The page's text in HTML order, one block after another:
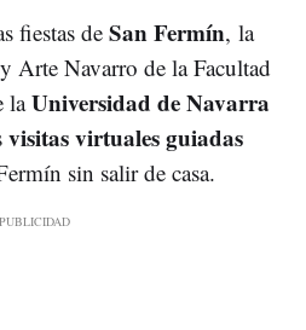
fiestas de San Fermín, la
Arte Navarro de la Facultad
laUniversidad de Navarra
visitas virtuales guiadas
sin salir de casa.